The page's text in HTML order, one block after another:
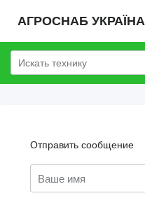
АГРОСНАБ УКРАЇНА
Отправить сообщение